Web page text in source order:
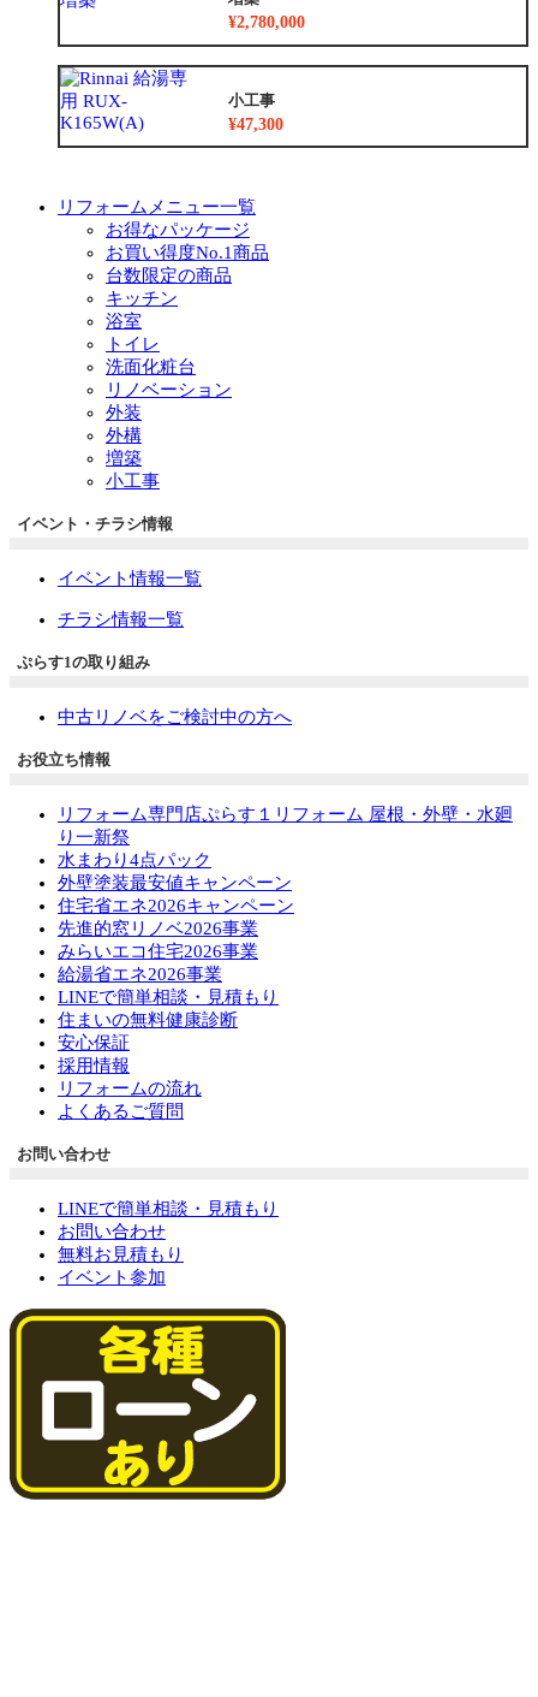
¥2,780,000
小工事
¥47,300
リフォームメニュー一覧
お得なパッケージ
お買い得度No.1商品
台数限定の商品
キッチン
浴室
トイレ
洗面化粧台
リノベーション
外装
外構
増築
小工事
イベント・チラシ情報
イベント情報一覧
チラシ情報一覧
ぷらす1の取り組み
中古リノベをご検討中の方へ
お役立ち情報
リフォーム専門店ぷらす１リフォーム 屋根・外壁・水廻
り一新祭
水まわり4点パック
外壁塗装最安値キャンペーン
住宅省エネ2026キャンペーン
先進的窓リノベ2026事業
みらいエコ住宅2026事業
給湯省エネ2026事業
LINEで簡単相談・見積もり
住まいの無料健康診断
安心保証
採用情報
リフォームの流れ
よくあるご質問
お問い合わせ
LINEで簡単相談・見積もり
お問い合わせ
無料お見積もり
イベント参加